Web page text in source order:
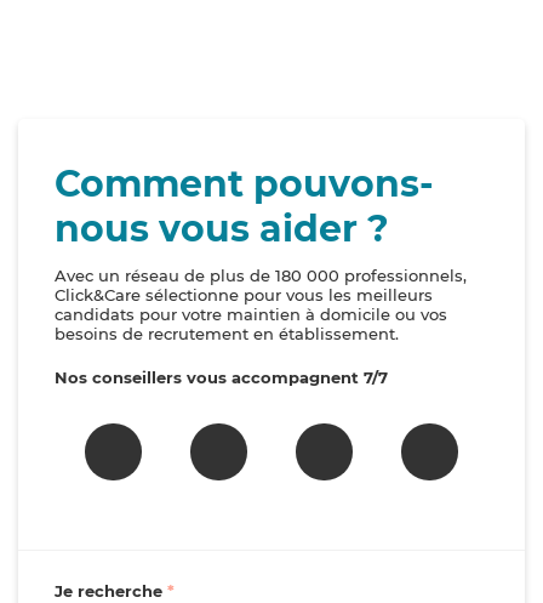
Comment pouvons-
nous vous aider ?
Avec un réseau de plus de 180 000 professionnels,
Click&Care sélectionne pour vous les meilleurs
candidats pour votre maintien à domicile ou vos
besoins de recrutement en établissement.
Nos conseillers vous accompagnent 7/7
Je recherche